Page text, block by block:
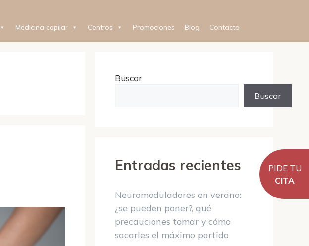
PIDE TU
CITA
Medicina capilar Centros Promociones Blog Contacto
Buscar
Buscar
Entradas recientes
Neuromoduladores en verano:
¿se pueden poner?, qué
precauciones tomar y cómo
sacarles el máximo partido